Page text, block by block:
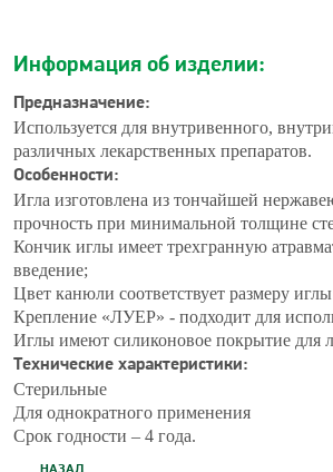
Информация об изделии:
Предназначение:
Используется для внутривенного,
различных лекарственных препаратов.
Особенности:
Игла изготовлена из тончайшей
прочность при минимальной толщине
Кончик иглы имеет трехгранную
введение;
Цвет канюли соответствует размеру
Крепление «ЛУЕР» - подходит для
Иглы имеют силиконовое покрытие для
Технические характеристики:
Стерильные
Для однократного применения
Срок годности – 4 года.